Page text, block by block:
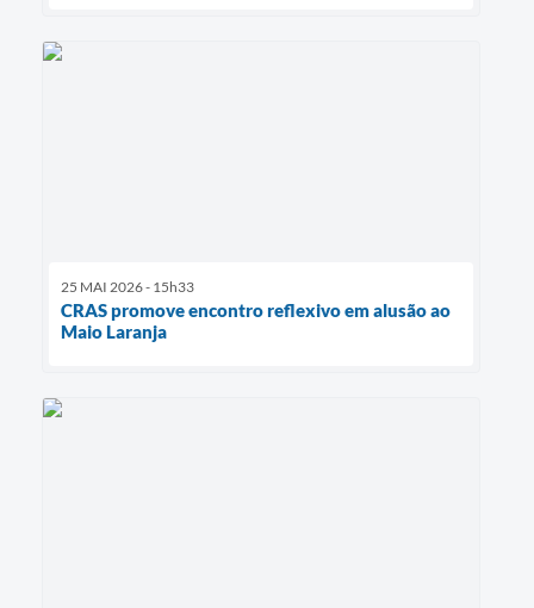
25 MAI 2026 - 15h33
CRAS promove encontro reflexivo em alusão ao
Maio Laranja